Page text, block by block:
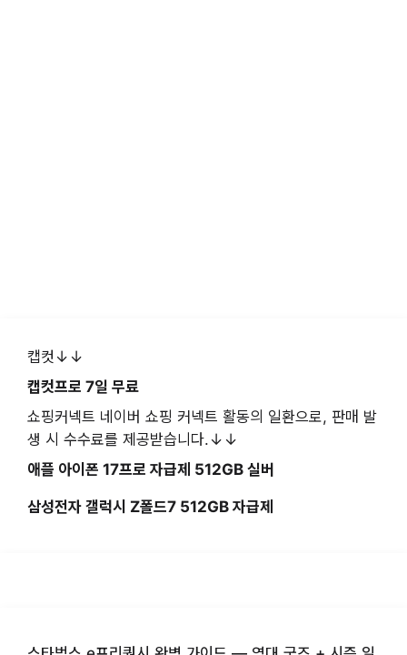
캡컷↓↓
캡컷프로 7일 무료
쇼핑커넥트 네이버 쇼핑 커넥트 활동의 일환으로, 판매 발
생 시 수수료를 제공받습니다.↓↓
애플 아이폰 17프로 자급제 512GB 실버
삼성전자 갤럭시 Z폴드7 512GB 자급제